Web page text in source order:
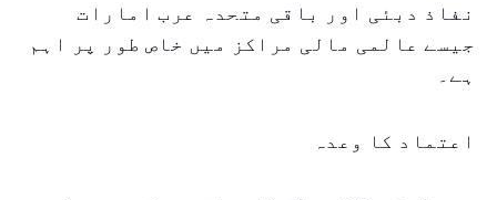
نفاذ دبئی اور باقی متحدہ عرب امارات
جیسے عالمی مالی مراکز میں خاص طور پر اہم
ہے۔
اعتماد کا وعدہ